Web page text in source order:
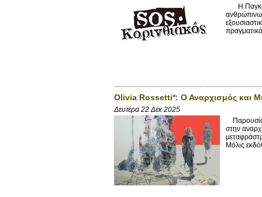
Η
Olivia Rossetti*: Ο Αναρχισμός και
Δευτέρα 22 Δεκ 2025
στην
Μόλις